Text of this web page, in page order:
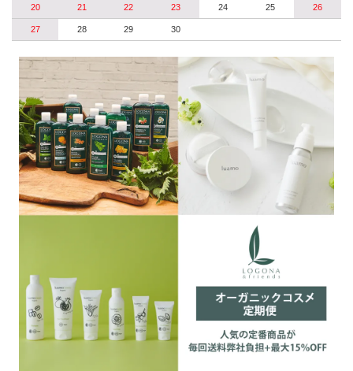
20 21 22 23 24 25 26
27 28 29 30